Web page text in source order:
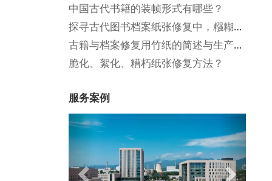
中国古代书籍的装帧形式有哪些？
探寻古代图书档案纸张修复中，糨糊的制作方法！
古籍与档案修复用竹纸的简述与生产工序
脆化、絮化、糟朽纸张修复方法？
服务案例
Previous